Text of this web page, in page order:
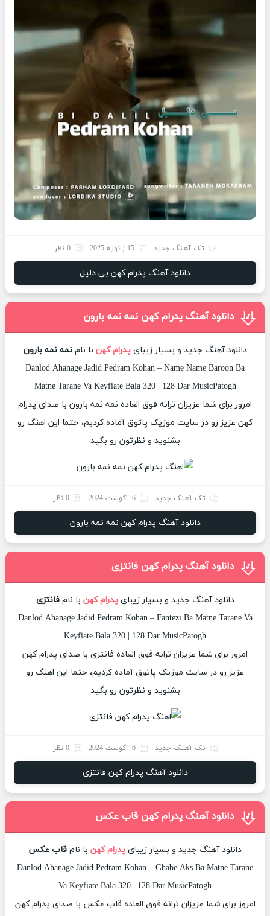
تک آهنگ جدید 15 ژانویه 2025 0 نظر
دانلود آهنگ پدرام کهن بی دلیل
دانلود آهنگ پدرام کهن نمه نمه بارون
دانلود آهنگ جدید و بسیار زیبایپدرام کهن با نامنمه نمه بارون
Danlod Ahanage Jadid Pedram Kohan – Name Name Baroon Ba
Matne Tarane Va Keyfiate Bala 320 | 128 Dar MusicPatogh
امروز برای شما عزیزان ترانه فوق العاده نمه نمه بارون با صدای پدرام
کهن عزیز رو در سایت موزیک پاتوق آماده کردیم، حتما این اهنگ رو
بشنوید و نظرتون رو بگید
تک آهنگ جدید 6 آگوست 2024 0 نظر
دانلود آهنگ پدرام کهن نمه نمه بارون
دانلود آهنگ پدرام کهن فانتزی
دانلود آهنگ جدید و بسیار زیبایپدرام کهن با نامفانتزی
Danlod Ahanage Jadid Pedram Kohan – Fantezi Ba Matne Tarane Va
Keyfiate Bala 320 | 128 Dar MusicPatogh
امروز برای شما عزیزان ترانه فوق العاده فانتزی با صدای پدرام کهن
عزیز رو در سایت موزیک پاتوق آماده کردیم، حتما این اهنگ رو
بشنوید و نظرتون رو بگید
تک آهنگ جدید 6 آگوست 2024 0 نظر
دانلود آهنگ پدرام کهن فانتزی
دانلود آهنگ پدرام کهن قاب عکس
دانلود آهنگ جدید و بسیار زیبای پدرام کهن با نام قاب عکس
Danlod Ahanage Jadid Pedram Kohan – Ghabe Aks Ba Matne Tarane
Va Keyfiate Bala 320 | 128 Dar MusicPatogh
امروز برای شما عزیزان ترانه فوق العاده قاب عکس با صدای پدرام کهن